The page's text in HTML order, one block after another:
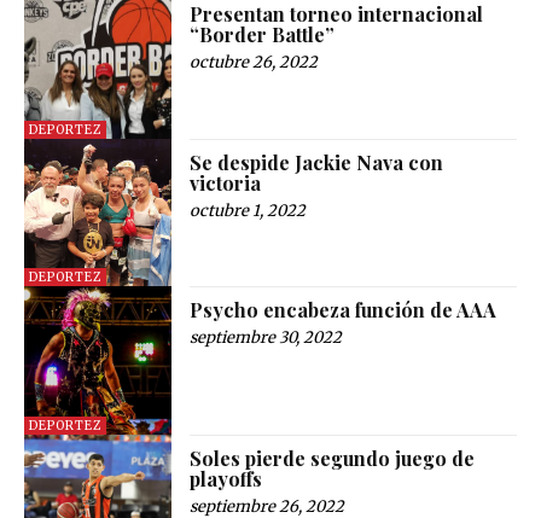
DEPORTEZ
Presentan torneo internacional
“Border Battle”
octubre 26, 2022
DEPORTEZ
Se despide Jackie Nava con
victoria
octubre 1, 2022
DEPORTEZ
Psycho encabeza función de AAA
septiembre 30, 2022
Soles pierde segundo juego de
playoffs
septiembre 26, 2022